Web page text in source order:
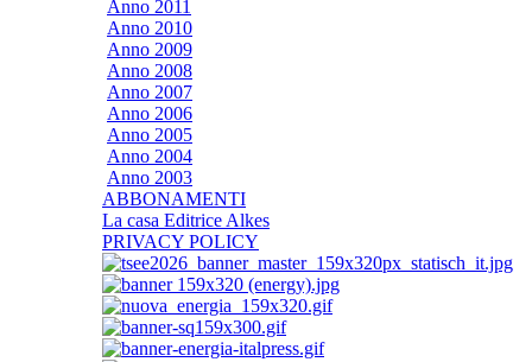
Anno 2011
Anno 2010
Anno 2009
Anno 2008
Anno 2007
Anno 2006
Anno 2005
Anno 2004
Anno 2003
ABBONAMENTI
La casa Editrice Alkes
PRIVACY POLICY